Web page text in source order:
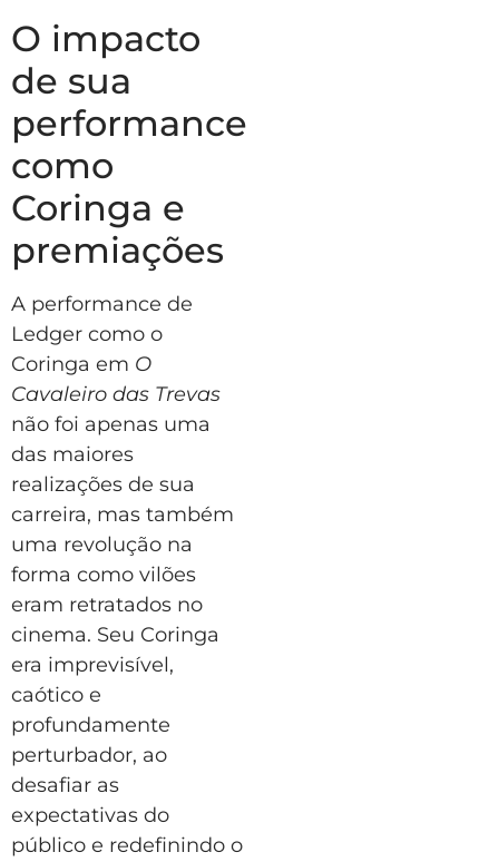
O impacto
de sua
performance
como
Coringa e
premiações
A performance de
Ledger como o
Coringa em O
Cavaleiro das Trevas
não foi apenas uma
das maiores
realizações de sua
carreira, mas também
uma revolução na
forma como vilões
eram retratados no
cinema. Seu Coringa
era imprevisível,
caótico e
profundamente
perturbador, ao
desafiar as
expectativas do
público e redefinindo o